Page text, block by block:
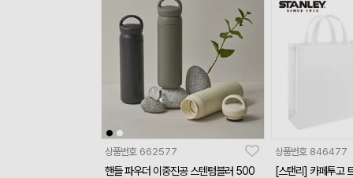
상품번호 662577
핸들 파우더 이중진공 스텐텀블러 500
상품번호 846477
[스탠리] 카페투고 트래블머그 236ml